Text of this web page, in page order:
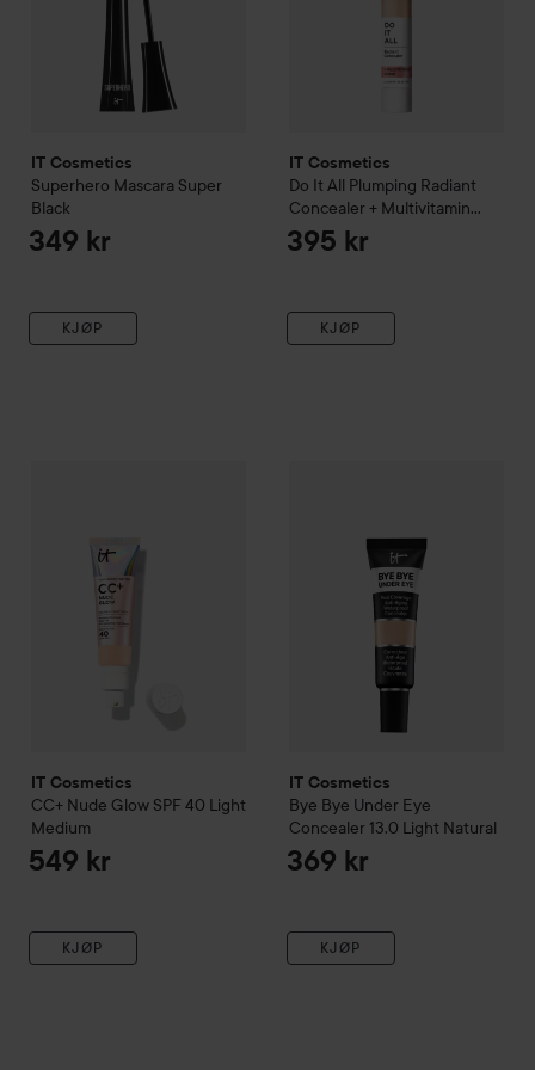
IT Cosmetics
Superhero Mascara Super
Black
349 kr
KJØP
IT Cosmetics
Do It All Plumping Radiant
Concealer + Multivitamin
Serum 210 Light Neutral
395 kr
KJØP
IT Cosmetics
CC+ Nude Glow SPF 40 Light
Medium
549 kr
KJØP
IT Cosmetics
Bye Bye Under Eye
Concealer 13.0 Light Natural
369 kr
KJØP